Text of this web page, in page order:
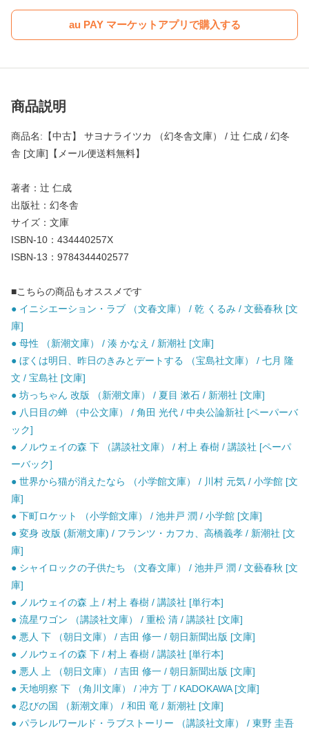
au PAY マーケットアプリで購入する
商品説明
商品名:【中古】 サヨナライツカ （幻冬舎文庫） / 辻 仁成 / 幻冬
舎 [文庫]【メール便送料無料】
著者：辻 仁成
出版社：幻冬舎
サイズ：文庫
ISBN-10：434440257X
ISBN-13：9784344402577
■こちらの商品もオススメです
● イニシエーション・ラブ （文春文庫） / 乾 くるみ / 文藝春秋 [文
庫]
● 母性 （新潮文庫） / 湊 かなえ / 新潮社 [文庫]
● ぼくは明日、昨日のきみとデートする （宝島社文庫） / 七月 隆
文 / 宝島社 [文庫]
● 坊っちゃん 改版 （新潮文庫） / 夏目 漱石 / 新潮社 [文庫]
● 八日目の蝉 （中公文庫） / 角田 光代 / 中央公論新社 [ペーパーバ
ック]
● ノルウェイの森 下 （講談社文庫） / 村上 春樹 / 講談社 [ペーパ
ーバック]
● 世界から猫が消えたなら （小学館文庫） / 川村 元気 / 小学館 [文
庫]
● 下町ロケット （小学館文庫） / 池井戸 潤 / 小学館 [文庫]
● 変身 改版 (新潮文庫) / フランツ・カフカ、高橋義孝 / 新潮社 [文
庫]
● シャイロックの子供たち （文春文庫） / 池井戸 潤 / 文藝春秋 [文
庫]
● ノルウェイの森 上 / 村上 春樹 / 講談社 [単行本]
● 流星ワゴン （講談社文庫） / 重松 清 / 講談社 [文庫]
● 悪人 下 （朝日文庫） / 吉田 修一 / 朝日新聞出版 [文庫]
● ノルウェイの森 下 / 村上 春樹 / 講談社 [単行本]
● 悪人 上 （朝日文庫） / 吉田 修一 / 朝日新聞出版 [文庫]
● 天地明察 下 （角川文庫） / 冲方 丁 / KADOKAWA [文庫]
● 忍びの国 （新潮文庫） / 和田 竜 / 新潮社 [文庫]
● パラレルワールド・ラブストーリー （講談社文庫） / 東野 圭吾